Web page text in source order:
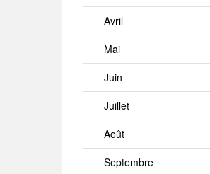
Avril
Mai
Juin
Juillet
Août
Septembre